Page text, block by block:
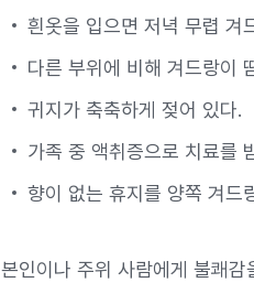
흰옷을 입으면 저녁 무렵 겨
다른 부위에 비해 겨드랑이
귀지가 축축하게 젖어 있다.
가족 중 액취증으로 치료를
향이 없는 휴지를 양쪽 겨드
본인이나 주위 사람에게 불쾌